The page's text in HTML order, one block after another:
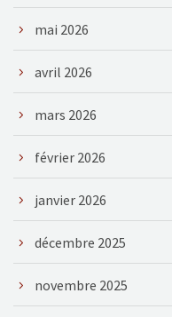
mai 2026
avril 2026
mars 2026
février 2026
janvier 2026
décembre 2025
novembre 2025